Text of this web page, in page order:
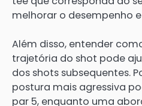
melhorar o desempenho
Além disso, entender
trajetória do shot pode
dos shots subsequentes.
postura mais agressiva
par 5, enquanto uma